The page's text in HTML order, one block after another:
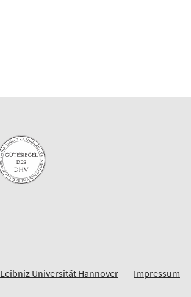
Leibniz Universität Hannover Impressum